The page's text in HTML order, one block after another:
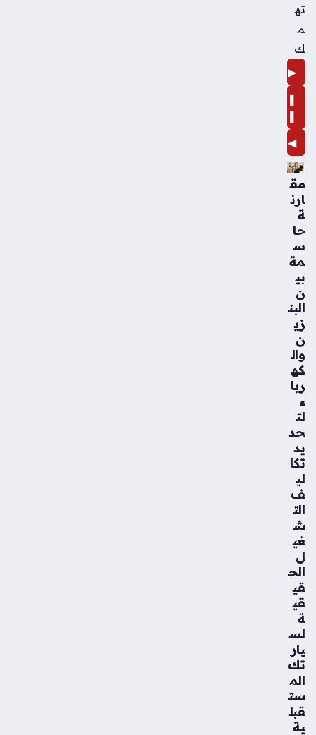
ته
م
ك
▶
❚
❚
◀
مق
ارن
ة
حا
س
مة
بي
ن
البن
زي
ن
وال
كه
ربا
ء
لت
حد
يد
تكا
لي
ف
الت
ش
غي
ل
الح
قي
قي
ة
لس
يار
تك
الم
ست
قبل
ية